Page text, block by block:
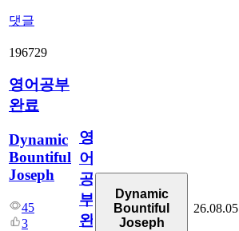
댓글
196729
영어공부
완료
Dynamic
Bountiful
Joseph
45
3
영
어
공
부
완
Dynamic
Bountiful
Joseph
26.08.05